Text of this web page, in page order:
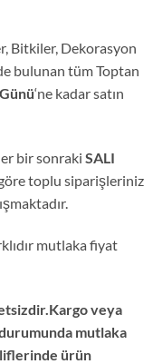
Bitkiler, Dekorasyon
bulunan tüm Toptan
‘ne kadar satın
bir sonraki SALI
toplu siparişleriniz
mutlaka fiyat
veya
mutlaka
ürün